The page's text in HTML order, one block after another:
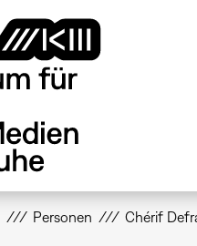
Personen Chérif